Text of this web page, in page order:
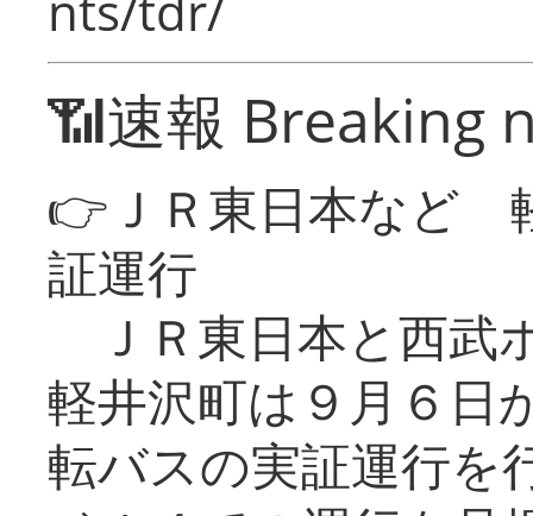
📶速報 Breaking
👉ＪＲ東日本など
証運行
ＪＲ東日本と西武
軽井沢町は９月６日
転バスの実証運行を